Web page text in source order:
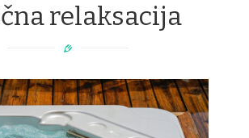
relaksacija